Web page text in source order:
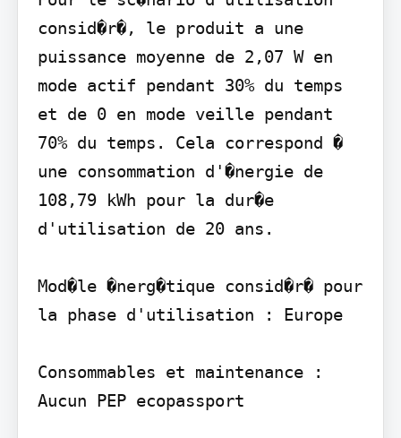
consid�r�, le produit a une
puissance moyenne de 2,07 W en
mode actif pendant 30% du temps
et de 0 en mode veille pendant
70% du temps. Cela correspond �
une consommation d'�nergie de
108,79 kWh pour la dur�e
d'utilisation de 20 ans.
Mod�le �nerg�tique consid�r� pour
la phase d'utilisation : Europe
Consommables et maintenance :
Aucun PEP ecopassport